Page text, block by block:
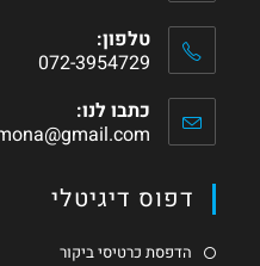
טלפון:
072-3954729
כתבו לנו:
דפוס דיגיטלי
הדפסת כרטיסי ביקור